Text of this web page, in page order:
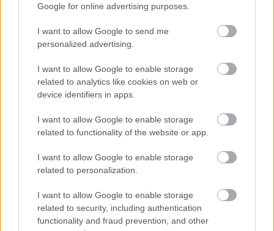
Google for online advertising purposes.
I want to allow Google to send me
personalized advertising.
I want to allow Google to enable storage
related to analytics like cookies on web or
device identifiers in apps.
I want to allow Google to enable storage
related to functionality of the website or app.
I want to allow Google to enable storage
related to personalization.
I want to allow Google to enable storage
related to security, including authentication
functionality and fraud prevention, and other
TERMÉSZETFELETTI ERŐK ÉS ELFELEDETT
NYOMÁBAN MAGYAR ELŐZETESE
SZÁGULDÁS, SÁRKÁNYOK, ROSSZFIÚK – A NYÁR